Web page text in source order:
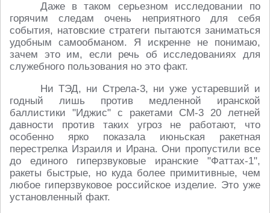
Даже в таком серьезном исследовании по
горячим следам очень неприятного для себя
события, натовские стратеги пытаются заниматься
удобным самообманом. Я искренне не понимаю,
зачем это им, если речь об исследованиях для
служебного пользования но это факт.
Ни ТЭД, ни Стрела-3, ни уже устаревший и
годный лишь против медленной иранской
баллистики "Иджис" с ракетами СМ-3 20 летней
давности против таких угроз не работают, что
особенно ярко показала июньская ракетная
перестрелка Израиля и Ирана. Они пропустили все
до единого гиперзвуковые иранские "Фаттах-1",
ракеты быстрые, но куда более примитивные, чем
любое гиперзвуковое российское изделие. Это уже
установленный факт.